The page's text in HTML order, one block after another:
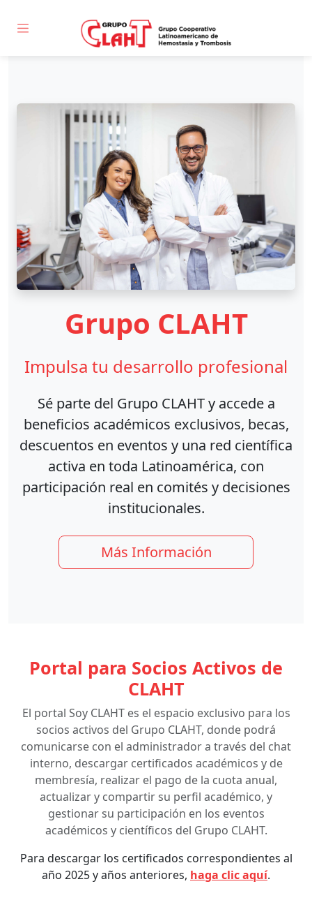
Grupo CLAHT
Impulsa tu desarrollo profesional
Sé parte del Grupo CLAHT y accede a
beneficios académicos exclusivos, becas,
descuentos en eventos y una red científica
activa en toda Latinoamérica, con
participación real en comités y decisiones
institucionales.
Más Información
Portal para Socios Activos de
CLAHT
El portal Soy CLAHT es el espacio exclusivo para los
socios activos del Grupo CLAHT, donde podrá
comunicarse con el administrador a través del chat
interno, descargar certificados académicos y de
membresía, realizar el pago de la cuota anual,
actualizar y compartir su perfil académico, y
gestionar su participación en los eventos
académicos y científicos del Grupo CLAHT.
Para descargar los certificados correspondientes al
año 2025 y años anteriores, haga clic aquí.